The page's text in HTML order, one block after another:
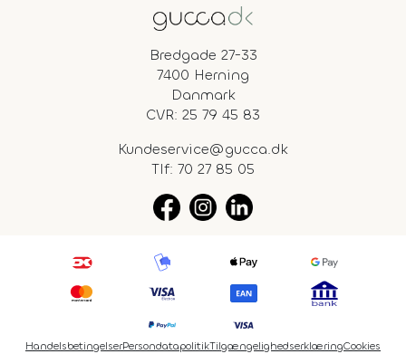
Bredgade 27-33
7400 Herning
Danmark
CVR: 25 79 45 83
Kundeservice@gucca.dk
Tlf: 70 27 85 05
HandelsbetingelserPersondatapolitikTilgængelighedserklæringCookies